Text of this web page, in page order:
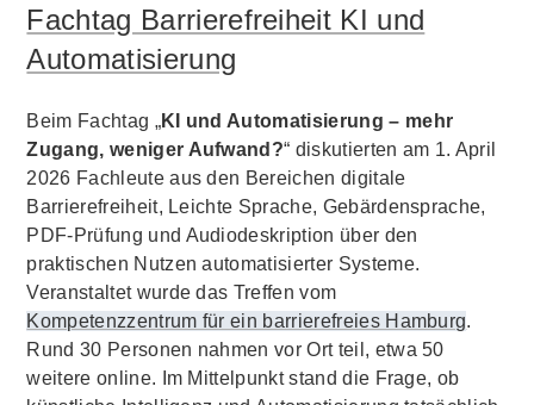
Fachtag Barrierefreiheit KI und
Automatisierung
Beim Fachtag „KI und Automatisierung – mehr
Zugang, weniger Aufwand?“ diskutierten am 1. April
2026 Fachleute aus den Bereichen digitale
Barrierefreiheit, Leichte Sprache, Gebärdensprache,
PDF-Prüfung und Audiodeskription über den
praktischen Nutzen automatisierter Systeme.
Veranstaltet wurde das Treffen vom
Kompetenzzentrum für ein barrierefreies Hamburg.
Rund 30 Personen nahmen vor Ort teil, etwa 50
weitere online. Im Mittelpunkt stand die Frage, ob